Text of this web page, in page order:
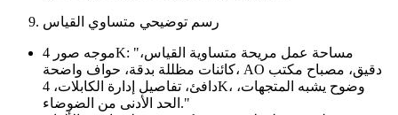
رسم توضيحي متساوي القياس
موجه صور 4K: "مساحة عمل مريحة متساوية القياس،
كائنات مظللة بدقة، حواف واضحة، AO دقيق، مصباح مكتب
دافئ، تفاصيل إدارة الكابلات، 4K، وضوح يشبه المتجهات،
الحد الأدنى من الضوضاء."